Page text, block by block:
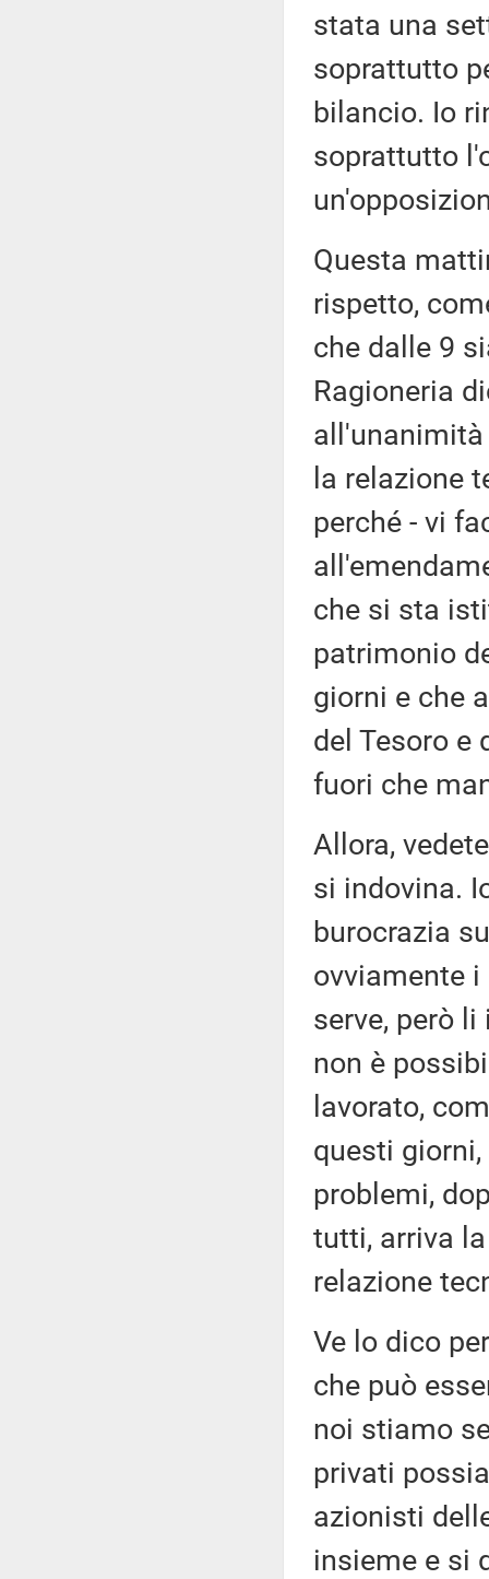
stata una
soprattutto
bilancio. Io
soprattutto
Questa
rispetto,
che dalle 9
Ragioneria
la relazione
perché - vi
che si sta
patrimonio
giorni e che
del Tesoro e
fuori che
Allora,
si indovina.
burocrazia
ovviamente
serve, però
non è
lavorato,
questi
problemi,
tutti, arriva
relazione
Ve lo dico
che può
noi stiamo
privati
azionisti
insieme e si